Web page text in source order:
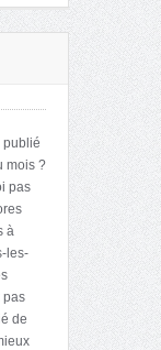
publié
mois ?
pas
à
les-
pas
de